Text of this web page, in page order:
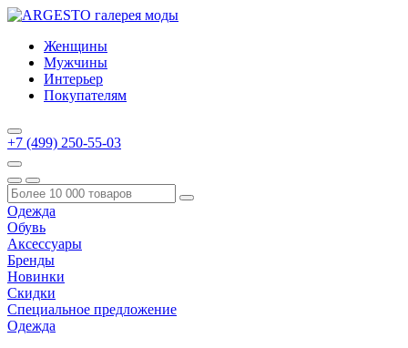
Женщины
Мужчины
Интерьер
Покупателям
+7 (499) 250-55-03
Одежда
Обувь
Аксессуары
Бренды
Новинки
Скидки
Специальное предложение
Одежда